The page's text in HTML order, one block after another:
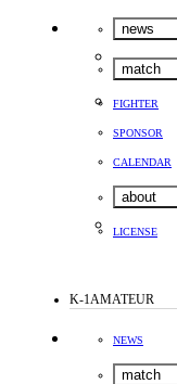
news
match
FIGHTER
SPONSOR
CALENDAR
about
LICENSE
K-1AMATEUR
NEWS
match